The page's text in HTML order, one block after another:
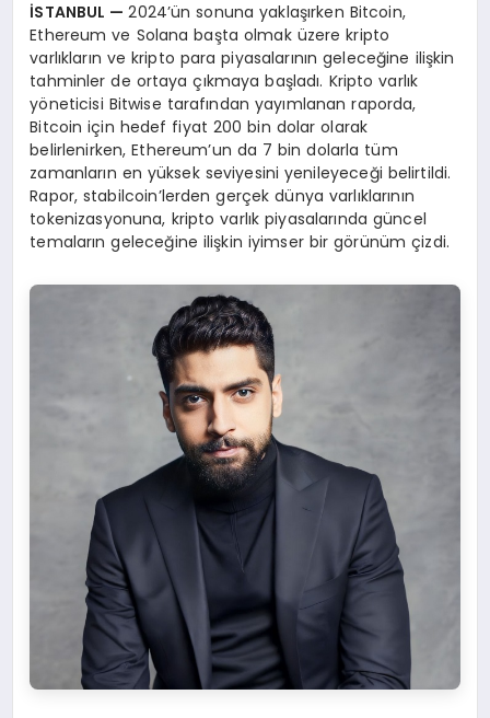
İSTANBUL —2024’ün sonuna yaklaşırken Bitcoin,
Ethereum ve Solana başta olmak üzere kripto
varlıkların ve kripto para piyasalarının geleceğine ilişkin
tahminler de ortaya çıkmaya başladı. Kripto varlık
yöneticisi Bitwise tarafından yayımlanan raporda,
Bitcoin için hedef fiyat 200 bin dolar olarak
belirlenirken, Ethereum’un da 7 bin dolarla tüm
zamanların en yüksek seviyesini yenileyeceği belirtildi.
Rapor, stabilcoin’lerden gerçek dünya varlıklarının
tokenizasyonuna, kripto varlık piyasalarında güncel
temaların geleceğine ilişkin iyimser bir görünüm çizdi.